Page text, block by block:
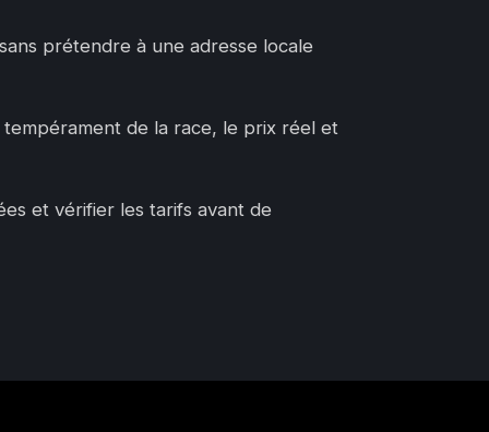
prétendre à une adresse locale
de la race, le prix réel et
et vérifier les tarifs avant de